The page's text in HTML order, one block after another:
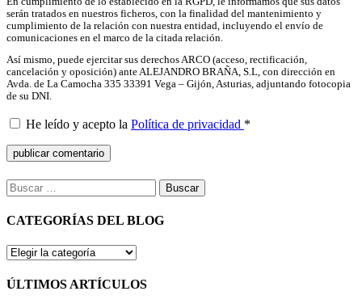
serán tratados en nuestros ficheros, con la finalidad del mantenimiento y
cumplimiento de la relación con nuestra entidad, incluyendo el envío de
comunicaciones en el marco de la citada relación.
Así mismo, puede ejercitar sus derechos ARCO (acceso, rectificación,
cancelación y oposición) ante ALEJANDRO BRAÑA, S.L, con dirección en
Avda. de La Camocha 335 33391 Vega – Gijón, Asturias, adjuntando fotocopia
de su DNI.
He leído y acepto la Política de privacidad *
Buscar:
CATEGORÍAS DEL BLOG
CATEGORÍAS
BLOG
ÚLTIMOS ARTÍCULOS